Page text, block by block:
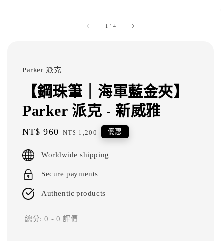
1 / 4
Parker 派克
【鋼珠筆｜海軍藍金夾】
Parker 派克 - 新威雅
Sale
NT$ 960 Regular
NT$ 1,200 優惠
Worldwide shipping
Secure payments
Authentic products
總分:0 - 0 評價